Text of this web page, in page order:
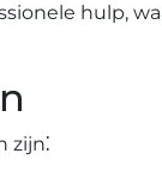
hulp,
zijn⁚